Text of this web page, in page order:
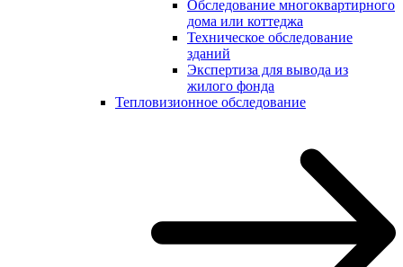
Обследование многоквартирного
дома или коттеджа
Техническое обследование
зданий
Экспертиза для вывода из
жилого фонда
Тепловизионное обследование